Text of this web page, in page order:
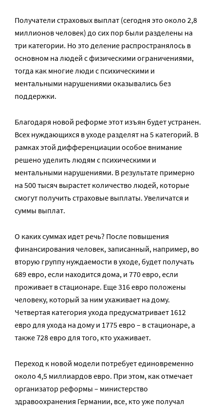
Получатели страховых выплат (сегодня это около 2,8
миллионов человек) до сих пор были разделены на
три категории. Но это деление распространялось в
основном на людей с физическими ограничениями,
тогда как многие люди с психическими и
ментальными нарушениями оказывались без
поддержки.
Благодаря новой реформе этот изъян будет устранен.
Всех нуждающихся в уходе разделят на 5 категорий. В
рамках этой дифференциации особое внимание
решено уделить людям с психическими и
ментальными нарушениями. В результате примерно
на 500 тысяч вырастет количество людей, которые
смогут получить страховые выплаты. Увеличатся и
суммы выплат.
О каких суммах идет речь? После повышения
финансирования человек, записанный, например, во
вторую группу нуждаемости в уходе, будет получать
689 евро, если находится дома, и 770 евро, если
проживает в стационаре. Еще 316 евро положены
человеку, который за ним ухаживает на дому.
Четвертая категория ухода предусматривает 1612
евро для ухода на дому и 1775 евро – в стационаре, а
также 728 евро для того, кто ухаживает.
Переход к новой модели потребует единовременно
около 4,5 миллиардов евро. При этом, как отмечает
организатор реформы – министерство
здравоохранения Германии, все, кто уже получал